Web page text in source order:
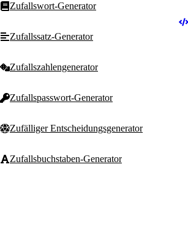
Zufallswort-Generator
Zufallssatz-Generator
Zufallszahlengenerator
Zufallspasswort-Generator
Zufälliger Entscheidungsgenerator
Zufallsbuchstaben-Generator